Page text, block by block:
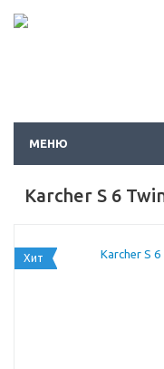
МЕНЮ
Karcher S 6
Хит